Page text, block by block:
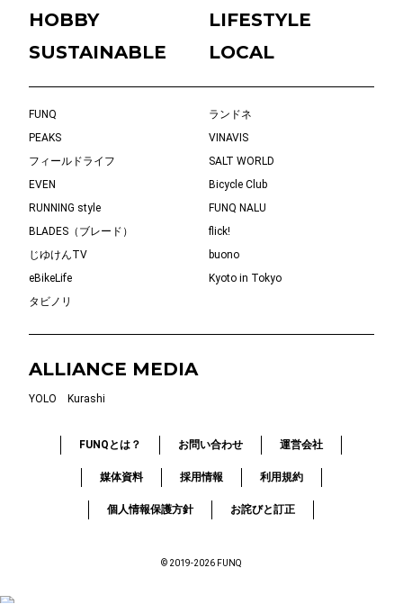
HOBBY
LIFESTYLE
SUSTAINABLE
LOCAL
FUNQ
ランドネ
PEAKS
VINAVIS
フィールドライフ
SALT WORLD
EVEN
Bicycle Club
RUNNING style
FUNQ NALU
BLADES（ブレード）
flick!
じゆけんTV
buono
eBikeLife
Kyoto in Tokyo
タビノリ
ALLIANCE MEDIA
YOLO Kurashi
FUNQとは？ お問い合わせ 運営会社
媒体資料 採用情報 利用規約
個人情報保護方針 お詫びと訂正
© 2019-2026 FUNQ